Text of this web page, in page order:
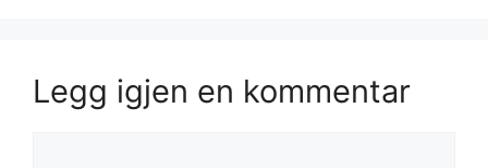
Legg igjen en kommentar